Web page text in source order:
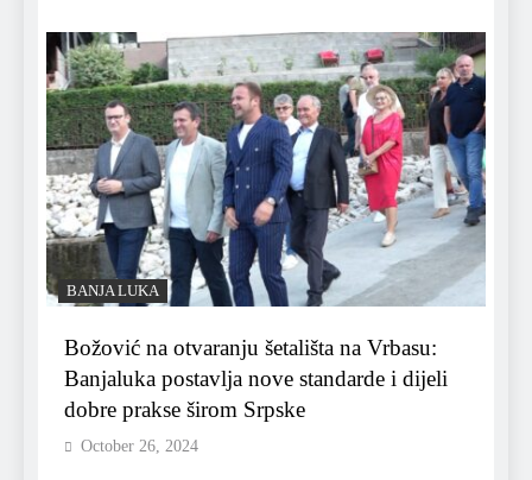
BANJA LUKA
Božović na otvaranju šetališta na Vrbasu:
Banjaluka postavlja nove standarde i dijeli
dobre prakse širom Srpske
October 26, 2024